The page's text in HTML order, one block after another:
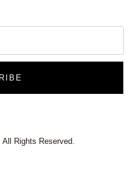
Rights Reserved.